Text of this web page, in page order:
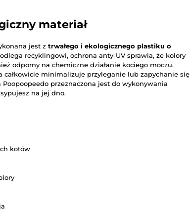
materiał
jest z trwałego i ekologicznego plastiku o
recyklingowi, ochrona anty-UV sprawia, że kolory
odporny na chemiczne działanie kociego moczu.
całkowicie minimalizuje przyleganie lub zapychanie się
przeznaczona jest do wykonywania
na jej dno.
kotów